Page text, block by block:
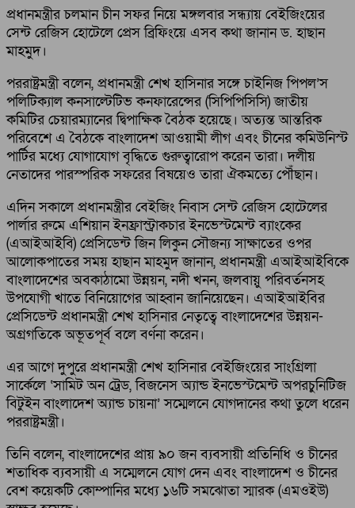
প্রধানমন্ত্রীর চলমান চীন সফর নিয়ে মঙ্গলবার সন্ধ্যায় বেইজিংয়ের
সেন্ট রেজিস হোটেলে প্রেস ব্রিফিংয়ে এসব কথা জানান ড. হাছান
মাহমুদ।
পররাষ্ট্রমন্ত্রী বলেন, প্রধানমন্ত্রী শেখ হাসিনার সঙ্গে চাইনিজ পিপল’স
পলিটিক্যাল কনসাল্টেটিভ কনফারেন্সের (সিপিপিসিসি) জাতীয়
কমিটির চেয়ারম্যানের দ্বিপাক্ষিক বৈঠক হয়েছে। অত্যন্ত আন্তরিক
পরিবেশে এ বৈঠকে বাংলাদেশ আওয়ামী লীগ এবং চীনের কমিউনিস্ট
পার্টির মধ্যে যোগাযোগ বৃদ্ধিতে গুরুত্বারোপ করেন তারা। দলীয়
নেতাদের পারস্পরিক সফরের বিষয়েও তারা ঐকমত্যে পৌঁছান।
এদিন সকালে প্রধানমন্ত্রীর বেইজিং নিবাস সেন্ট রেজিস হোটেলের
পার্লার রুমে এশিয়ান ইনফ্রাস্ট্রাকচার ইনভেস্টমেন্ট ব্যাংকের
(এআইআইবি) প্রেসিডেন্ট জিন লিকুন সৌজন্য সাক্ষাতের ওপর
আলোকপাতের সময় হাছান মাহমুদ জানান, প্রধানমন্ত্রী এআইআইবিকে
বাংলাদেশের অবকাঠামো উন্নয়ন, নদী খনন, জলবায়ু পরিবর্তনসহ
উপযোগী খাতে বিনিয়োগের আহ্বান জানিয়েছেন। এআইআইবির
প্রেসিডেন্ট প্রধানমন্ত্রী শেখ হাসিনার নেতৃত্বে বাংলাদেশের উন্নয়ন-
অগ্রগতিকে অভূতপূর্ব বলে বর্ণনা করেন।
এর আগে দুপুরে প্রধানমন্ত্রী শেখ হাসিনার বেইজিংয়ের সাংগ্রিলা
সার্কেলে ‘সামিট অন ট্রেড, বিজনেস অ্যান্ড ইনভেস্টমেন্ট অপরচুনিটিজ
বিটুইন বাংলাদেশ অ্যান্ড চায়না’ সম্মেলনে যোগদানের কথা তুলে ধরেন
পররাষ্ট্রমন্ত্রী।
তিনি বলেন, বাংলাদেশের প্রায় ৯০ জন ব্যবসায়ী প্রতিনিধি ও চীনের
শতাধিক ব্যবসায়ী এ সম্মেলনে যোগ দেন এবং বাংলাদেশ ও চীনের
বেশ কয়েকটি কোম্পানির মধ্যে ১৬টি সমঝোতা স্মারক (এমওইউ)